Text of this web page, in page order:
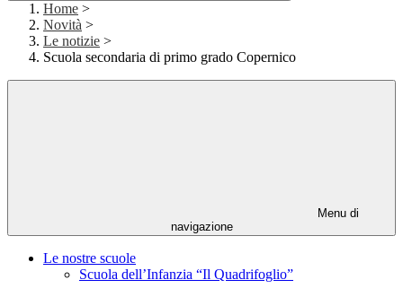
Home >
Novità >
Le notizie >
Scuola secondaria di primo grado Copernico
Menu di
navigazione
Le nostre scuole
Scuola dell’Infanzia “Il Quadrifoglio”